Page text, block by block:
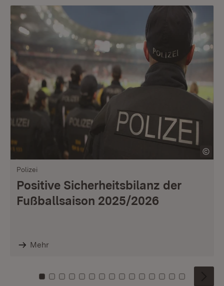
Polizei
Positive Sicherheitsbilanz der
Fußballsaison 2025/2026
Mehr
Zu Kachel: 0
Zu Kachel: 1
Zu Kachel: 2
Zu Kachel: 3
Zu Kachel: 4
Zu Kachel: 5
Zu Kachel: 6
Zu Kachel: 7
Zu Kachel: 8
Zu Kachel: 9
Zu Kachel: 10
Zu Kachel: 11
Zu Kachel: 12
Zu Kachel:
Zu